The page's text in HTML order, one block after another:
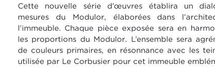
Cette nouvelle série d’œuvres établira un
mesures du Modulor, élaborées dans
l’immeuble. Chaque pièce exposée sera en
les proportions du Modulor. L’ensemble sera
de couleurs primaires, en résonnance avec les
utilisée par Le Corbusier pour cet immeuble